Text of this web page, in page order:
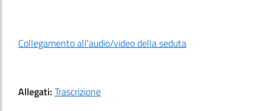
Collegamento all'audio/video della seduta
Allegati: Trascrizione